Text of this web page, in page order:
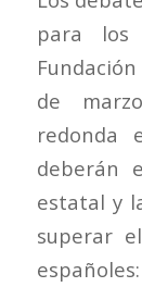
para los
de
redonda
deberán
estatal y
superar